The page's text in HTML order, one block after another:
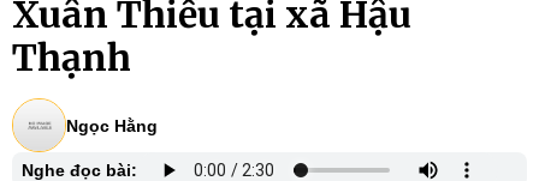
Xuân Thiều tại xã Hậu
Thạnh
Ngọc Hằng
Nghe đọc bài: